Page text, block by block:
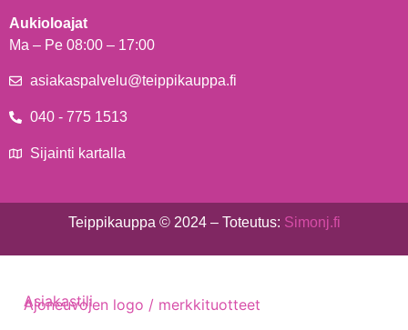
Aukioloajat
Ma – Pe 08:00 – 17:00
asiakaspalvelu@teippikauppa.fi
040 - 775 1513
Sijainti kartalla
Teippikauppa © 2024 – Toteutus: Simonj.fi
Ajoneuvojen logo / merkkituotteet
Asiakastili